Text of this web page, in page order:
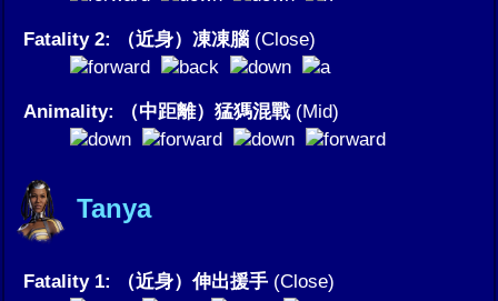
Fatality 2: （近身）凍凍腦 (Close)
Animality: （中距離）猛獁混戰(Mid)
Tanya
Fatality 1: （近身）伸出援手 (Close)